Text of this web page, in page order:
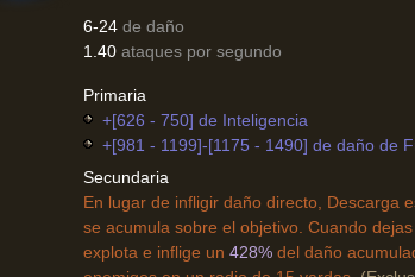
6-24 de daño
1.40 ataques por segundo
Primaria
+[626 - 750] de Inteligencia
+[981 - 1199]-[1175 - 1490] de daño de
Secundaria
En lugar de infligir daño directo, Descarga
se acumula sobre el objetivo. Cuando dejas
explota e inflige un 428% del daño